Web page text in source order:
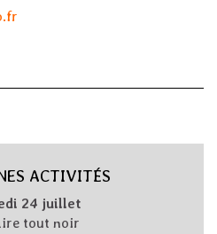
ACTIVITÉS
24 juillet
tout noir